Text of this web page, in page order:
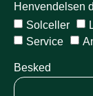
Henvendelsen
Solceller
Service
Besked